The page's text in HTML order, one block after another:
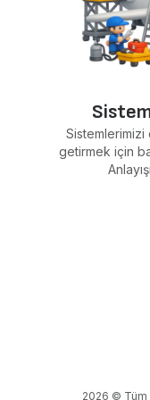
Sistemlerimizi
getirmek için
2026 © Tüm